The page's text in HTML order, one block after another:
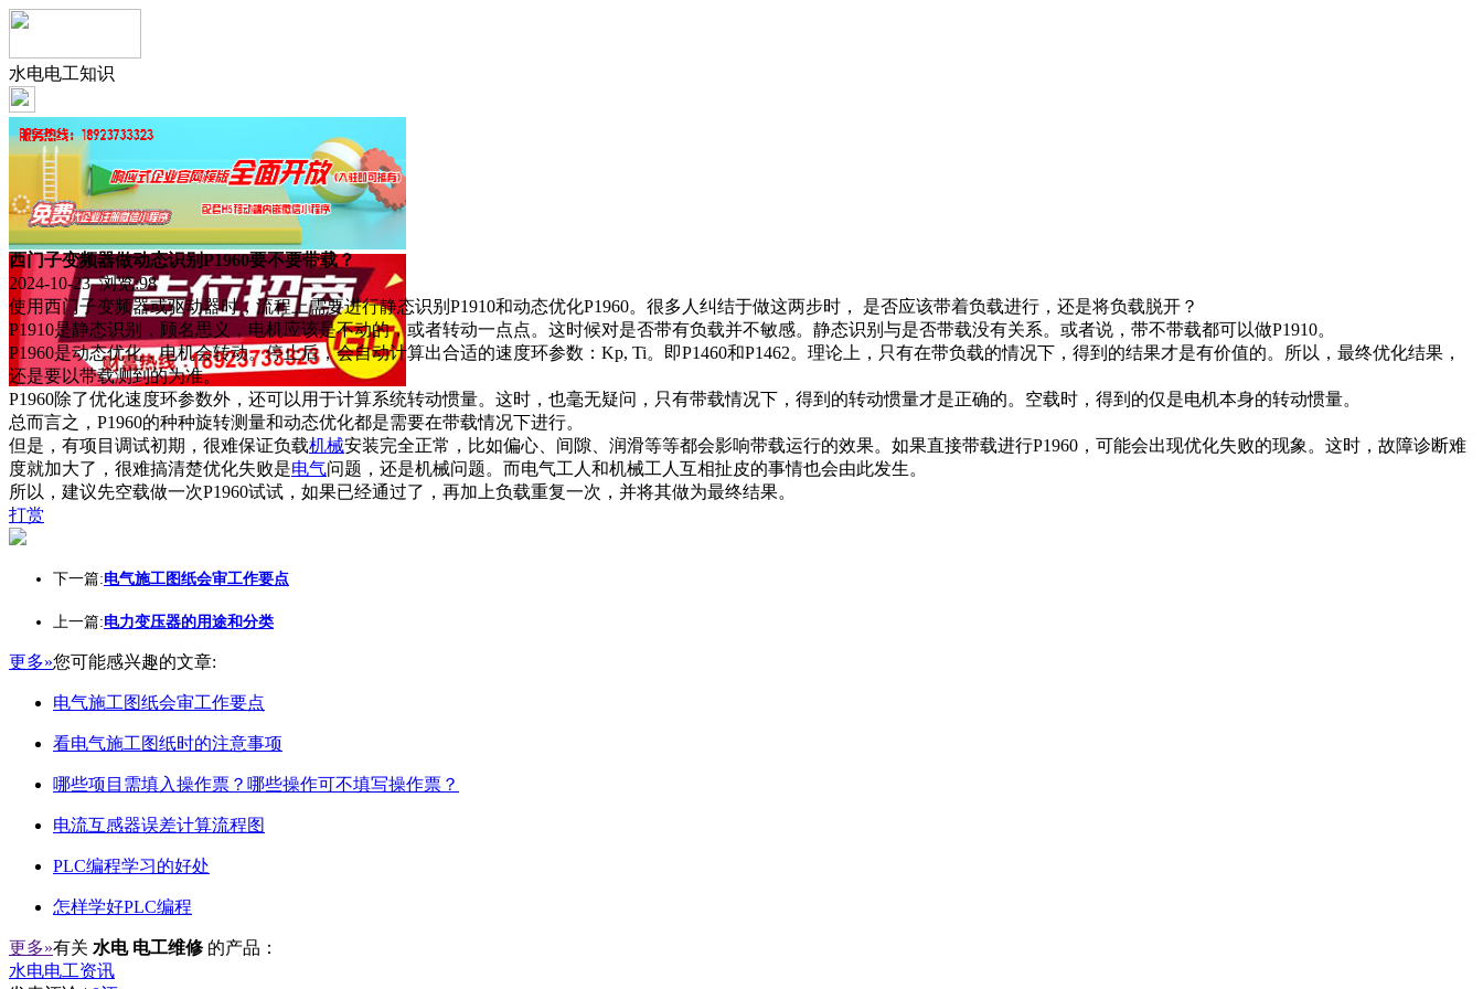
水电电工知识
西门子变频器做动态识别P1960要不要带载？
2024-10-23 浏览:98
使用西门子变频器或驱动器时，流程上需要进行静态识别P1910和动态优化P1960。很多人纠结于做这两步时， 是否应该带着负载进行，还是将负载脱开？
P1910是静态识别，顾名思义，电机应该是不动的，或者转动一点点。这时候对是否带有负载并不敏感。静态识别与是否带载没有关系。或者说，带不带载都可以做P1910。
P1960是动态优化，电机会转动。停止后，会自动计算出合适的速度环参数：Kp, Ti。即P1460和P1462。理论上，只有在带负载的情况下，得到的结果才是有价值的。所以，最终优化结果，
还是要以带载测到的为准。
P1960除了优化速度环参数外，还可以用于计算系统转动惯量。这时，也毫无疑问，只有带载情况下，得到的转动惯量才是正确的。空载时，得到的仅是电机本身的转动惯量。
总而言之，P1960的种种旋转测量和动态优化都是需要在带载情况下进行。
但是，有项目调试初期，很难保证负载机械安装完全正常，比如偏心、间隙、润滑等等都会影响带载运行的效果。如果直接带载进行P1960，可能会出现优化失败的现象。这时，故障诊断难
度就加大了，很难搞清楚优化失败是电气问题，还是机械问题。而电气工人和机械工人互相扯皮的事情也会由此发生。
所以，建议先空载做一次P1960试试，如果已经通过了，再加上负载重复一次，并将其做为最终结果。
打赏
下一篇:电气施工图纸会审工作要点
上一篇:电力变压器的用途和分类
更多»您可能感兴趣的文章:
电气施工图纸会审工作要点
看电气施工图纸时的注意事项
哪些项目需填入操作票？哪些操作可不填写操作票？
电流互感器误差计算流程图
PLC编程学习的好处
怎样学好PLC编程
更多»有关 水电 电工维修 的产品：
水电电工资讯